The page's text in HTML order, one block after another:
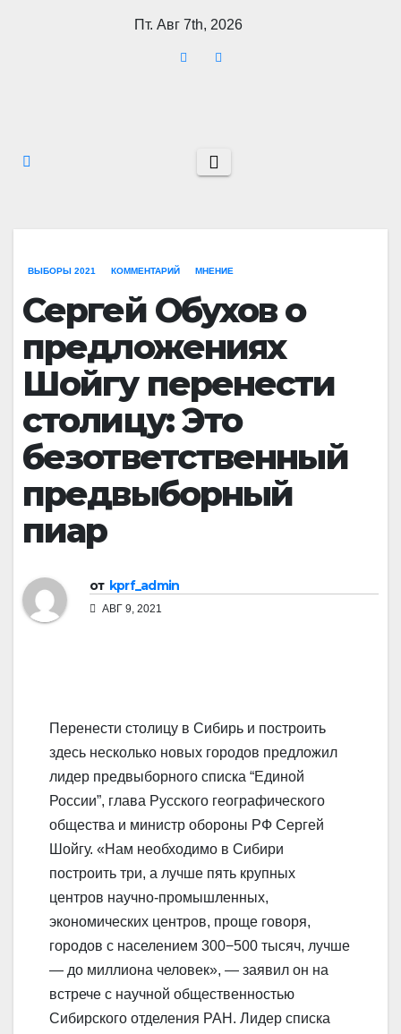
Пт. Авг 7th, 2026
ВЫБОРЫ 2021 КОММЕНТАРИЙ МНЕНИЕ
Сергей Обухов о
предложениях
Шойгу перенести
столицу: Это
безответственный
предвыборный
пиар
от kprf_admin
АВГ 9, 2021
Перенести столицу в Сибирь и построить
здесь несколько новых городов предложил
лидер предвыборного списка “Единой
России”, глава Русского географического
общества и министр обороны РФ Сергей
Шойгу. «Нам необходимо в Сибири
построить три, а лучше пять крупных
центров научно-промышленных,
экономических центров, проще говоря,
городов с населением 300−500 тысяч, лучше
— до миллиона человек», — заявил он на
встрече с научной общественностью
Сибирского отделения РАН. Лидер списка